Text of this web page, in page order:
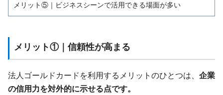
メリット⑤｜ビジネスシーンで活用できる場面が多い
メリット①｜信頼性が高まる
法人ゴールドカードを利用するメリットのひとつは、 企業
の信用力を対外的に示せる点です。